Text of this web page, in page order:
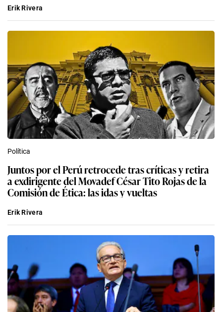
Erik Rivera
Política
Juntos por el Perú retrocede tras críticas y retira
a exdirigente del Movadef César Tito Rojas de la
Comisión de Ética: las idas y vueltas
Erik Rivera